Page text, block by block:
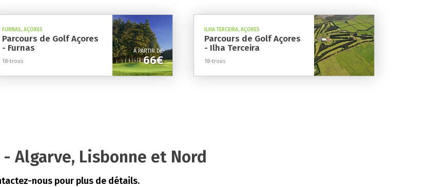
FURNAS, AÇORES
Parcours de Golf Açores
- Furnas
18-trous
À PARTIR DE
66€
ILHA TERCEIRA, AÇORES
Parcours de Golf Açores
- Ilha Terceira
18-trous
Algarve, Lisbonne et Nord
nous pour plus de détails.